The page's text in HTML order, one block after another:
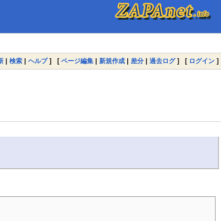
| 検索 | ヘルプ] [ ページ編集 | 新規作成 | 差分 | 過去ログ] [ ログイン ]